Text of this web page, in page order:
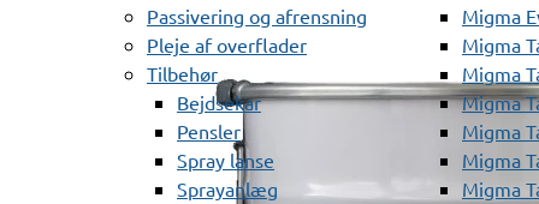
Passivering og afrensning
Pleje af overflader
Tilbehør
Bejdsekar
Pensler
Spray lanse
Sprayanlæg
Migma
Migma
Migma
Migma
Migma
Migma
Migma